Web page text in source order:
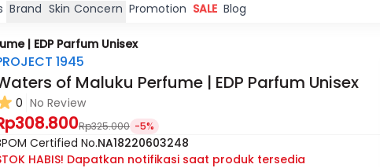
Brand Skin Concern Promotion SALE Blog
| EDP Parfum Unisex
1945
of Maluku Perfume | EDP Parfum Unisex
0 No Review
Rp325.000 -5%
Certified No.NA18220603248
HABIS! Dapatkan notifikasi saat produk tersedia